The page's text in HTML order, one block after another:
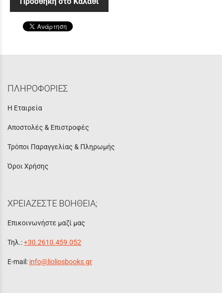
ΠΛΗΡΟΦΟΡΙΕΣ
Η Εταιρεία
Αποστολές & Επιστροφές
Τρόποι Παραγγελίας & Πληρωμής
Όροι Χρήσης
ΧΡΕΙΑΖΕΣΤΕ ΒΟΗΘΕΙΑ;
Επικοινωνήστε μαζί μας
Τηλ.:+30.2610.459.052
E-mail: info@lioliosbooks.gr